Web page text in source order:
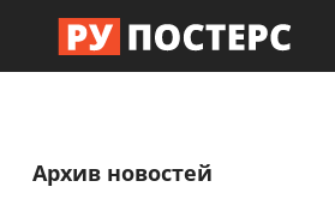
Архив новостей